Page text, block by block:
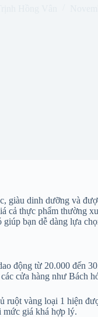
giàu dinh dưỡng và
cả thực phẩm thường
bạn dễ dàng lựa
động từ 20.000 đến
cửa hàng như Bách
ruột vàng loại 1 hiện
mức giá khá hợp lý.